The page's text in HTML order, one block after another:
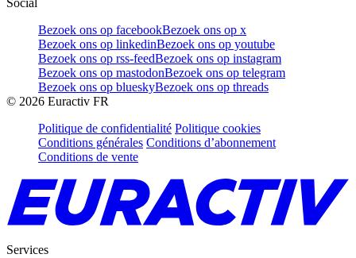
Social
Bezoek ons op facebookBezoek ons op x
Bezoek ons op linkedinBezoek ons op youtube
Bezoek ons op rss-feedBezoek ons op instagram
Bezoek ons op mastodonBezoek ons op telegram
Bezoek ons op blueskyBezoek ons op threads
© 2026 Euractiv FR
Politique de confidentialité Politique cookies
Conditions générales Conditions d’abonnement
Conditions de vente
Services